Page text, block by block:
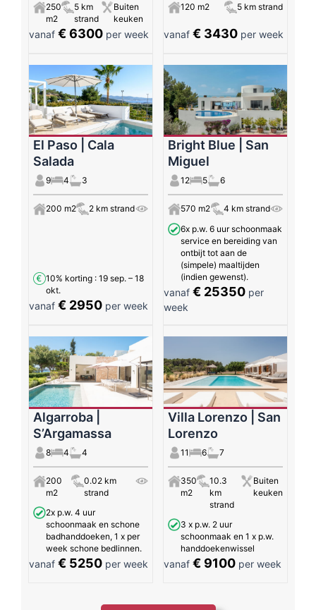
250
m2
5 km
strand
Buiten
keuken
vanaf € 6300 per week
120 m2 5 km strand
vanaf€ 3430 per week
El Paso | Cala
Salada
9 4 3
200 m2 2 km strand
10% korting : 19 sep. – 18
okt.
vanaf € 2950 per week
Bright Blue | San
Miguel
12 5 6
570 m2
4 km strand
6x p.w. 6 uur schoonmaak
service en bereiding van
ontbijt tot aan de
(simpele) maaltijden
(indien gewenst).
vanaf€ 25350 per
week
Algarroba |
S’Argamassa
8 4 4
200
m2
0.02 km
strand
2x p.w. 4 uur
schoonmaak en schone
badhanddoeken, 1 x per
week schone bedlinnen.
vanaf € 5250 per week
Villa Lorenzo | San
Lorenzo
11 6 7
350
m2
10.3
km
strand
Buiten
keuken
3 x p.w. 2 uur
schoonmaak en 1 x p.w.
handdoekenwissel
vanaf€ 9100 per week